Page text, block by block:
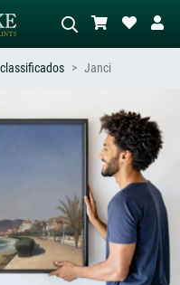
Descreva a cena – ex: prado verde,
com muito vermelho, pintura
a óleo escura, nu em pé ao lado de
uma árvore.
Janci